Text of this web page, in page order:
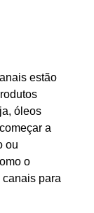
estão
óleos
a
ou
o
para